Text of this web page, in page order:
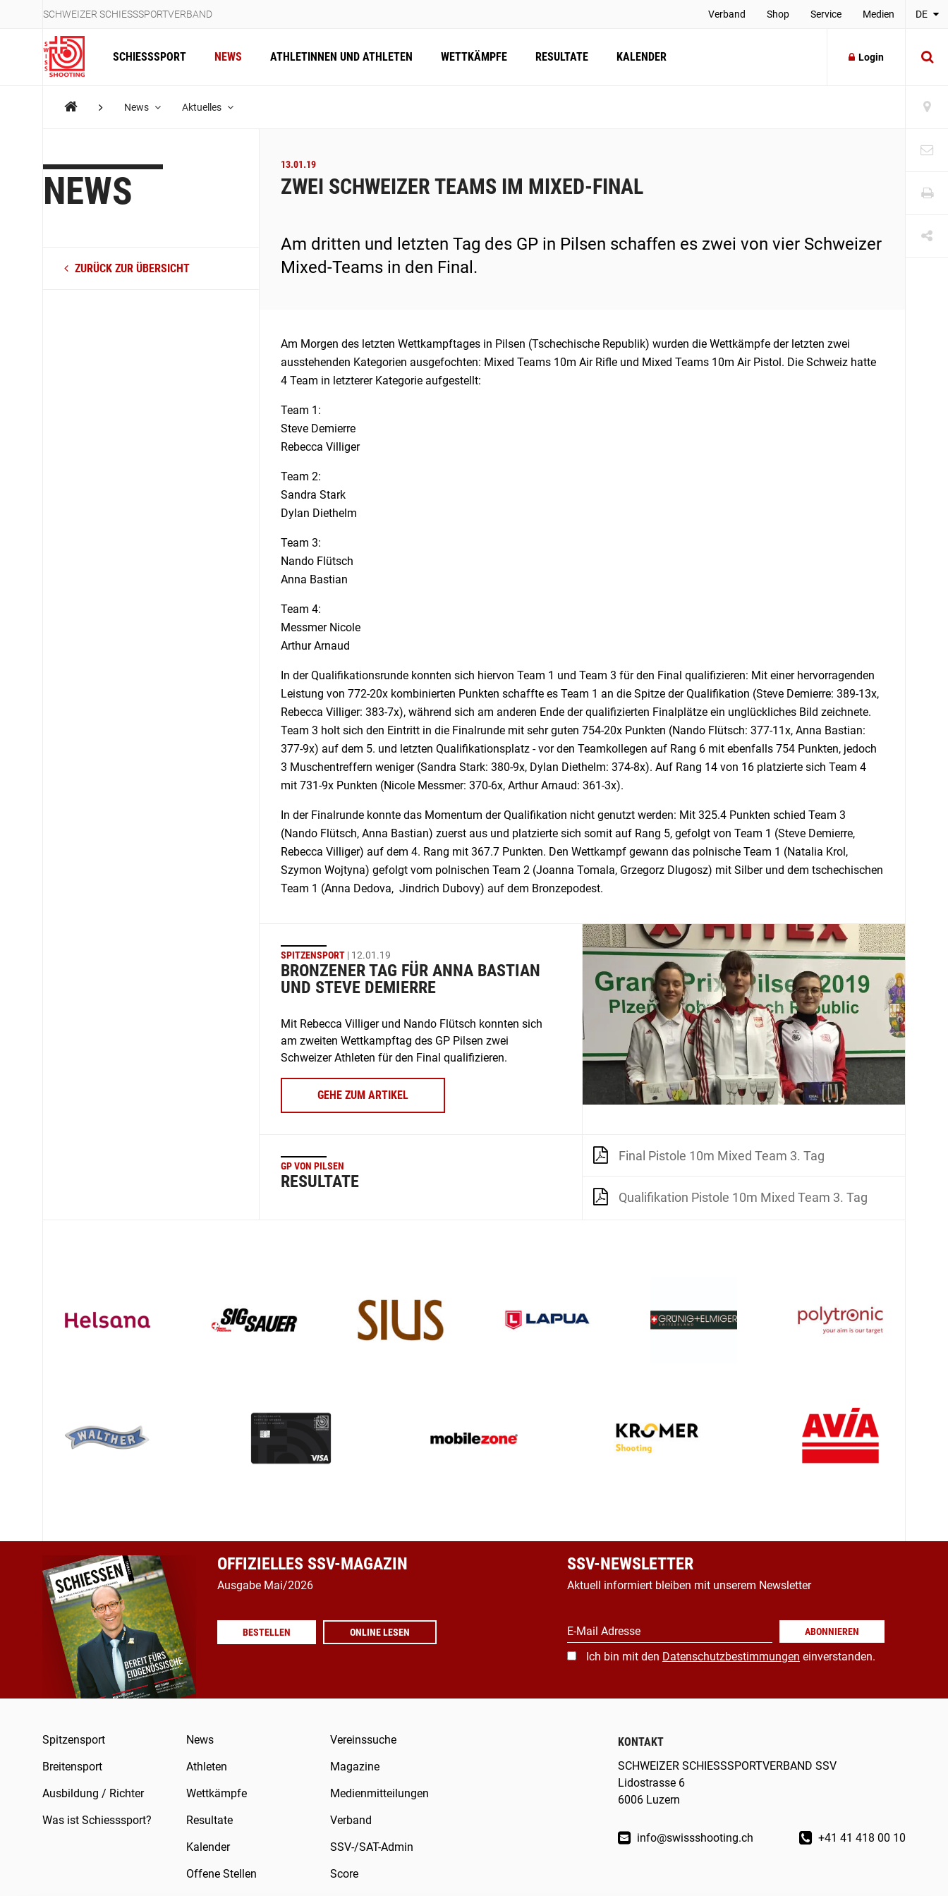
SCHWEIZER SCHIESSSPORTVERBAND Verband Shop Service Medien DE
SCHIESSSPORT NEWS ATHLETINNEN UND ATHLETEN WETTKÄMPFE RESULTATE KALENDER Login
News Aktuelles
NEWS
ZURÜCK ZUR ÜBERSICHT
13.01.19
ZWEI SCHWEIZER TEAMS IM MIXED-FINAL
Am dritten und letzten Tag des GP in Pilsen schaffen es zwei von vier Schweizer
Mixed-Teams in den Final.
Am Morgen des letzten Wettkampftages in Pilsen (Tschechische Republik) wurden die Wettkämpfe der letzten zwei
ausstehenden Kategorien ausgefochten: Mixed Teams 10m Air Rifle und Mixed Teams 10m Air Pistol. Die Schweiz hatte
4 Team in letzterer Kategorie aufgestellt:
Team 1:
Steve Demierre
Rebecca Villiger
Team 2:
Sandra Stark
Dylan Diethelm
Team 3:
Nando Flütsch
Anna Bastian
Team 4:
Messmer Nicole
Arthur Arnaud
In der Qualifikationsrunde konnten sich hiervon Team 1 und Team 3 für den Final qualifizieren: Mit einer hervorragenden
Leistung von 772-20x kombinierten Punkten schaffte es Team 1 an die Spitze der Qualifikation (Steve Demierre: 389-13x,
Rebecca Villiger: 383-7x), während sich am anderen Ende der qualifizierten Finalplätze ein unglückliches Bild zeichnete.
Team 3 holt sich den Eintritt in die Finalrunde mit sehr guten 754-20x Punkten (Nando Flütsch: 377-11x, Anna Bastian:
377-9x) auf dem 5. und letzten Qualifikationsplatz - vor den Teamkollegen auf Rang 6 mit ebenfalls 754 Punkten, jedoch
3 Muschentreffern weniger (Sandra Stark: 380-9x, Dylan Diethelm: 374-8x). Auf Rang 14 von 16 platzierte sich Team 4
mit 731-9x Punkten (Nicole Messmer: 370-6x, Arthur Arnaud: 361-3x).
In der Finalrunde konnte das Momentum der Qualifikation nicht genutzt werden: Mit 325.4 Punkten schied Team 3
(Nando Flütsch, Anna Bastian) zuerst aus und platzierte sich somit auf Rang 5, gefolgt von Team 1 (Steve Demierre,
Rebecca Villiger) auf dem 4. Rang mit 367.7 Punkten. Den Wettkampf gewann das polnische Team 1 (Natalia Krol,
Szymon Wojtyna) gefolgt vom polnischen Team 2 (Joanna Tomala, Grzegorz Dlugosz) mit Silber und dem tschechischen
Team 1 (Anna Dedova, Jindrich Dubovy) auf dem Bronzepodest.
SPITZENSPORT | 12.01.19
BRONZENER TAG FÜR ANNA BASTIAN
UND STEVE DEMIERRE
Mit Rebecca Villiger und Nando Flütsch konnten sich
am zweiten Wettkampftag des GP Pilsen zwei
Schweizer Athleten für den Final qualifizieren.
GEHE ZUM ARTIKEL
GP VON PILSEN
RESULTATE
Final Pistole 10m Mixed Team 3. Tag
Qualifikation Pistole 10m Mixed Team 3. Tag
OFFIZIELLES SSV-MAGAZIN
Ausgabe Mai/2026
BESTELLEN ONLINE LESEN
SSV-NEWSLETTER
Aktuell informiert bleiben mit unserem Newsletter
E-Mail Adresse ABONNIEREN
Ich bin mit den Datenschutzbestimmungen einverstanden.
Spitzensport
Breitensport
Ausbildung / Richter
Was ist Schiesssport?
News
Athleten
Wettkämpfe
Resultate
Kalender
Offene Stellen
Vereinssuche
Magazine
Medienmitteilungen
Verband
SSV-/SAT-Admin
Score
KONTAKT
SCHWEIZER SCHIESSSPORTVERBAND SSV
Lidostrasse 6
6006 Luzern
info@swissshooting.ch +41 41 418 00 10